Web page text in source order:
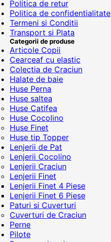
Politica de retur
Politica de confidentialitate
Termeni si Conditii
Transport si Plata
Categorii de produse
Articole Copii
Cearceaf cu elastic
Colectia de Craciun
Halate de baie
Huse Perna
Huse saltea
Huse Catifea
Huse Cocolino
Huse Finet
Huse tip Topper
Lenjerii de Pat
Lenjerii Cocolino
Lenjerii Craciun
Lenjerii Finet
Lenjerii Finet 4 Piese
Lenjerii Finet 6 Piese
Paturi si Cuverturi
Cuverturi de Craciun
Perne
Pilote